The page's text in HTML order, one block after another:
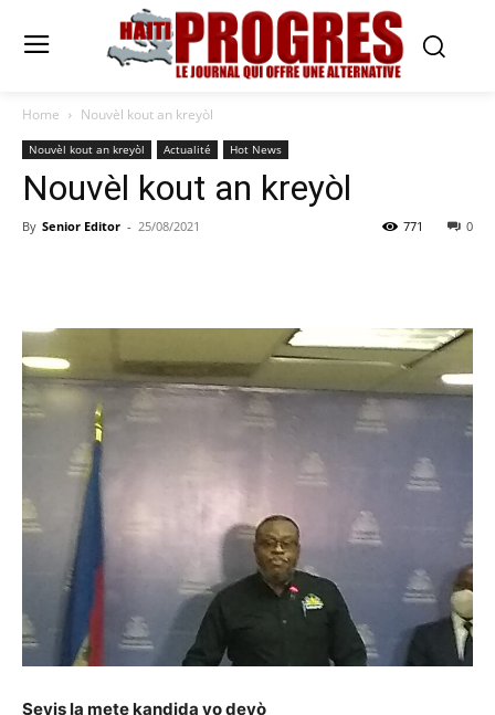
Home Nouvèl kout an kreyòl
Nouvèl kout an kreyòl Actualité Hot News
Nouvèl kout an kreyòl
By Senior Editor - 25/08/2021 0
771
Seyis la mete kandida yo deyò